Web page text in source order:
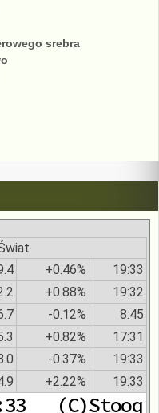
srebra
+0.46% 19:33
+0.88% 19:32
-0.12% 8:45
+0.82% 17:31
-0.37% 19:33
+2.22% 19:33